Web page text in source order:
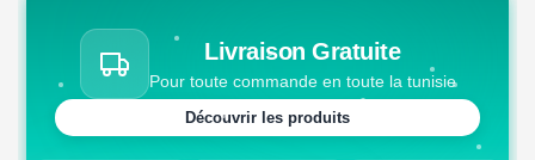
Livraison Gratuite
Pour toute commande en toute la tunisie
Découvrir les produits